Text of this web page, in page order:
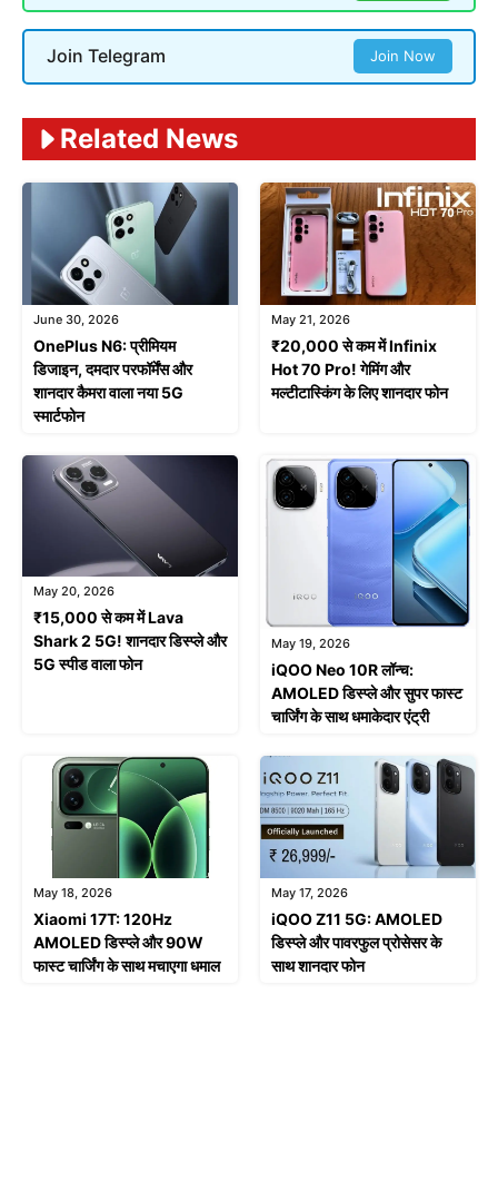
Join Telegram Join Now
Related News
June 30, 2026
OnePlus N6: प्रीमियम
डिजाइन, दमदार परफॉर्मेंस और
शानदार कैमरा वाला नया 5G
स्मार्टफोन
May 21, 2026
₹20,000 से कम में Infinix
Hot 70 Pro! गेमिंग और
मल्टीटास्किंग के लिए शानदार फोन
May 20, 2026
₹15,000 से कम में Lava
Shark 2 5G! शानदार डिस्प्ले और
5G स्पीड वाला फोन
May 19, 2026
iQOO Neo 10R लॉन्च:
AMOLED डिस्प्ले और सुपर फास्ट
चार्जिंग के साथ धमाकेदार एंट्री
May 18, 2026
Xiaomi 17T: 120Hz
AMOLED डिस्प्ले और 90W
फास्ट चार्जिंग के साथ मचाएगा धमाल
May 17, 2026
iQOO Z11 5G: AMOLED
डिस्प्ले और पावरफुल प्रोसेसर के
साथ शानदार फोन